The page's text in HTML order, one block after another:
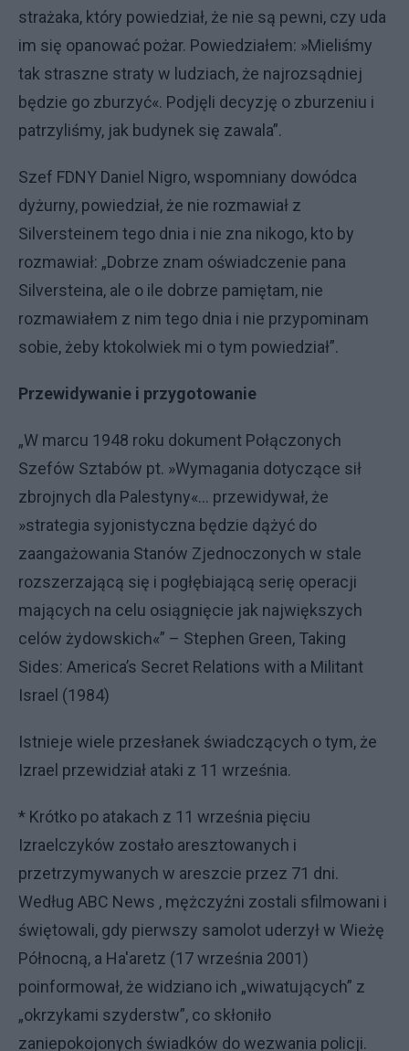
strażaka, który powiedział, że nie są pewni, czy uda
im się opanować pożar. Powiedziałem: »Mieliśmy
tak straszne straty w ludziach, że najrozsądniej
będzie go zburzyć«. Podjęli decyzję o zburzeniu i
patrzyliśmy, jak budynek się zawala”.
Szef FDNY Daniel Nigro, wspomniany dowódca
dyżurny, powiedział, że nie rozmawiał z
Silversteinem tego dnia i nie zna nikogo, kto by
rozmawiał: „Dobrze znam oświadczenie pana
Silversteina, ale o ile dobrze pamiętam, nie
rozmawiałem z nim tego dnia i nie przypominam
sobie, żeby ktokolwiek mi o tym powiedział”.
Przewidywanie i przygotowanie
„W marcu 1948 roku dokument Połączonych
Szefów Sztabów pt. »Wymagania dotyczące sił
zbrojnych dla Palestyny«… przewidywał, że
»strategia syjonistyczna będzie dążyć do
zaangażowania Stanów Zjednoczonych w stale
rozszerzającą się i pogłębiającą serię operacji
mających na celu osiągnięcie jak największych
celów żydowskich«” – Stephen Green, Taking
Sides: America’s Secret Relations with a Militant
Israel (1984)
Istnieje wiele przesłanek świadczących o tym, że
Izrael przewidział ataki z 11 września.
* Krótko po atakach z 11 września pięciu
Izraelczyków zostało aresztowanych i
przetrzymywanych w areszcie przez 71 dni.
Według ABC News , mężczyźni zostali sfilmowani i
świętowali, gdy pierwszy samolot uderzył w Wieżę
Północną, a Ha'aretz (17 września 2001)
poinformował, że widziano ich „wiwatujących” z
„okrzykami szyderstw”, co skłoniło
zaniepokojonych świadków do wezwania policji.